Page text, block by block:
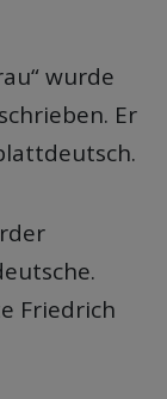
wurde
Er
Friedrich